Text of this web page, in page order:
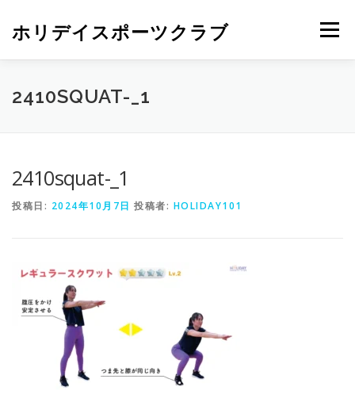
ホリデイスポーツクラブ メニュー
2410SQUAT-_1
2410squat-_1
投稿日: 2024年10月7日 投稿者: HOLIDAY101